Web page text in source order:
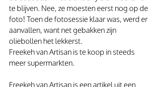
te blijven. Nee, ze moesten eerst nog op de
foto! Toen de fotosessie klaar was, werd er
aanvallen, want net gebakken zijn
oliebollen het lekkerst.
Freekeh van Artisan is te koop in steeds
meer supermarkten.
Freekeh van Artisan is een artikel uit een